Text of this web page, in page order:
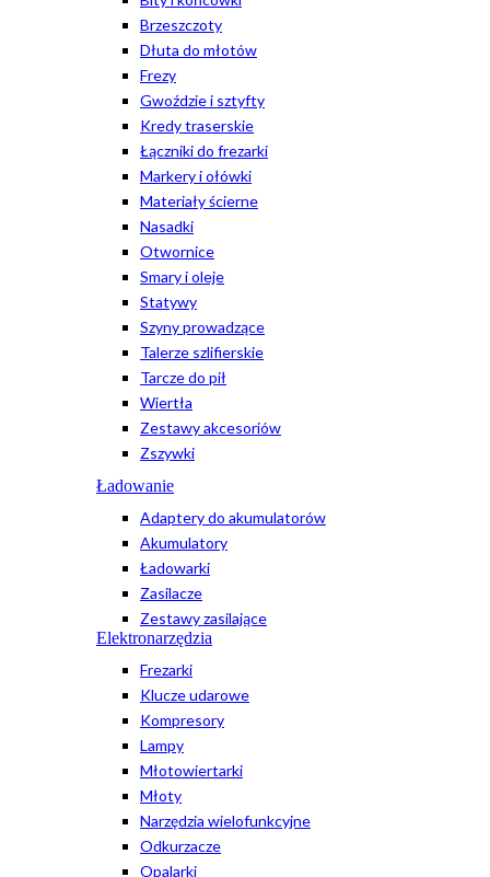
Brzeszczoty
Dłuta do młotów
Frezy
Gwoździe i sztyfty
Kredy traserskie
Łączniki do frezarki
Markery i ołówki
Materiały ścierne
Nasadki
Otwornice
Smary i oleje
Statywy
Szyny prowadzące
Talerze szlifierskie
Tarcze do pił
Wiertła
Zestawy akcesoriów
Zszywki
Ładowanie
Adaptery do akumulatorów
Akumulatory
Ładowarki
Zasilacze
Zestawy zasilające
Elektronarzędzia
Frezarki
Klucze udarowe
Kompresory
Lampy
Młotowiertarki
Młoty
Narzędzia wielofunkcyjne
Odkurzacze
Opalarki